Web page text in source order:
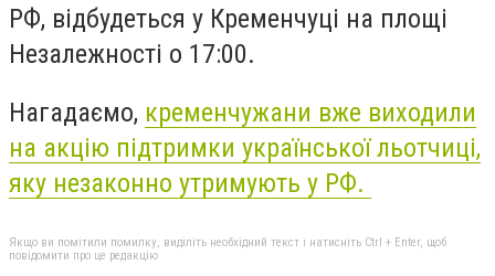
РФ, відбудеться у Кременчуці на площі
Незалежності о 17:00.
Нагадаємо, кременчужани вже виходили
на акцію підтримки української льотчиці,
яку незаконно утримують у РФ.
Якщо ви помітили помилку, виділіть необхідний текст і натисніть Ctrl + Enter, щоб
повідомити про це редакцію